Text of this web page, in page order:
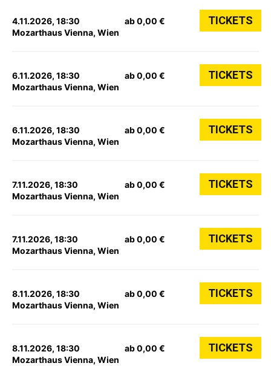
4.11.2026, 18:30
Mozarthaus Vienna, Wien
ab 0,00 € TICKETS
6.11.2026, 18:30
Mozarthaus Vienna, Wien
ab 0,00 € TICKETS
6.11.2026, 18:30
Mozarthaus Vienna, Wien
ab 0,00 € TICKETS
7.11.2026, 18:30
Mozarthaus Vienna, Wien
ab 0,00 € TICKETS
7.11.2026, 18:30
Mozarthaus Vienna, Wien
ab 0,00 € TICKETS
8.11.2026, 18:30
Mozarthaus Vienna, Wien
ab 0,00 € TICKETS
8.11.2026, 18:30
Mozarthaus Vienna, Wien
ab 0,00 € TICKETS